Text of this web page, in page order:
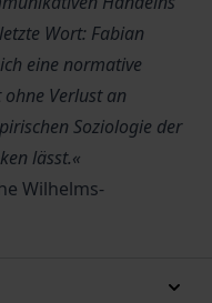
Wort: Fabian
eine normative
Verlust an
Soziologie der
lässt.«
Wilhelms-